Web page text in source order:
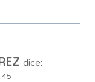
dice: